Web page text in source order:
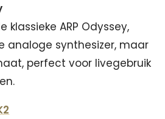
klassieke ARP Odyssey,
analoge synthesizer, maar
perfect voor livegebruik